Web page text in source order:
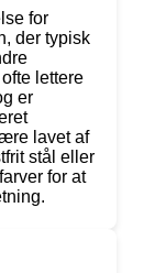
for
der typisk
lettere
er
lavet af
stål eller
for at